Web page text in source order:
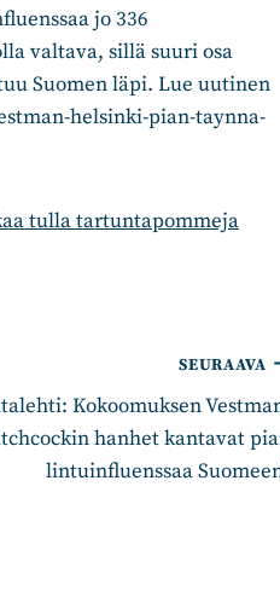
jo 336
valtava, sillä suuri osa
Suomen läpi. Lue uutinen
helsinki-pian-taynna-
tulla tartuntapommeja
SEURAAVA
Kokoomuksen
hanhet kantavat
lintuinfluenssaa